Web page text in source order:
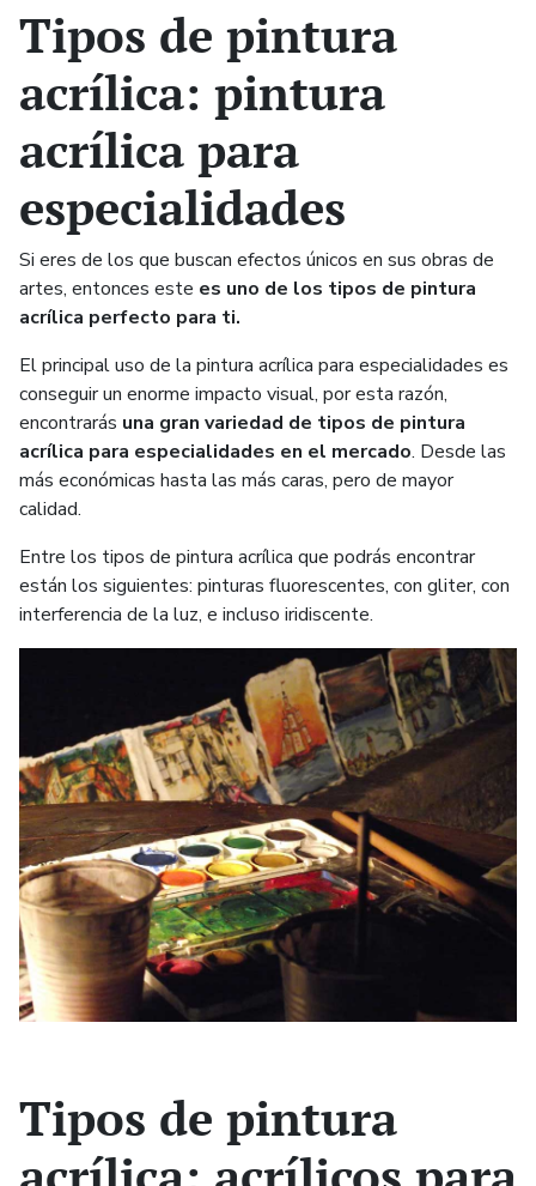
Tipos de pintura
acrílica: pintura
acrílica para
especialidades
Si eres de los que buscan efectos únicos en sus obras de
artes, entonces este es uno de los tipos de pintura
acrílica perfecto para ti.
El principal uso de la pintura acrílica para especialidades es
conseguir un enorme impacto visual, por esta razón,
encontrarás una gran variedad de tipos de pintura
acrílica para especialidades en el mercado. Desde las
más económicas hasta las más caras, pero de mayor
calidad.
Entre los tipos de pintura acrílica que podrás encontrar
están los siguientes: pinturas fluorescentes, con gliter, con
interferencia de la luz, e incluso iridiscente.
Tipos de pintura